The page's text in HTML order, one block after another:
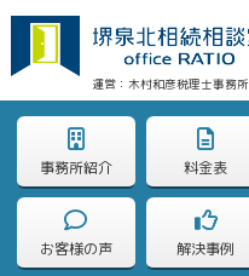
木村和彦税理士事務所
事務所紹介 料金表
お客様の声 解決事例